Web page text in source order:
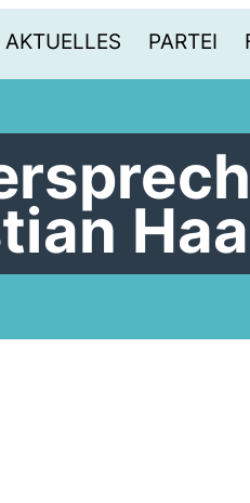
AKTUELLES PARTEI